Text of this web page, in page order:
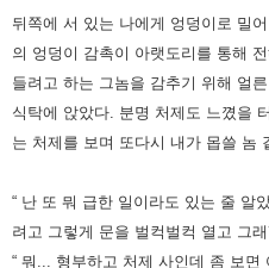
뒤쪽에 서 있는 나에게 엉덩이로 밀
의 엉덩이 감촉이 아랫도리를 통해
들려고 하는 그놈을 감추기 위해 얼른
식탁에 앉았다. 분명 처제도 느꼈을
는 처제를 보며 또다시 내가 몹쓸 놈
“ 난 또 뭐 급한 일이라도 있는 줄 알
려고 그렇게 문을 벌컥벌컥 열고 그
“ 뭐... 형부하고 처제 사인데 좀 보